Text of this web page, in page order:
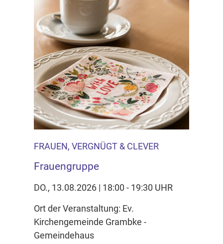
FRAUEN, VERGNÜGT & CLEVER
Frauengruppe
DO., 13.08.2026 | 18:00 - 19:30 UHR
Ort der Veranstaltung: Ev.
Kirchengemeinde Grambke -
Gemeindehaus